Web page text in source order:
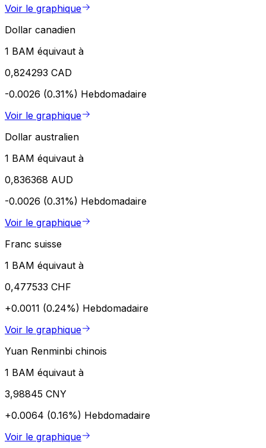
Voir le graphique
Dollar canadien
1 BAM équivaut à
0,824293 CAD
-0.0026 (0.31%) Hebdomadaire
Voir le graphique
Dollar australien
1 BAM équivaut à
0,836368 AUD
-0.0026 (0.31%) Hebdomadaire
Voir le graphique
Franc suisse
1 BAM équivaut à
0,477533 CHF
+0.0011 (0.24%) Hebdomadaire
Voir le graphique
Yuan Renminbi chinois
1 BAM équivaut à
3,98845 CNY
+0.0064 (0.16%) Hebdomadaire
Voir le graphique